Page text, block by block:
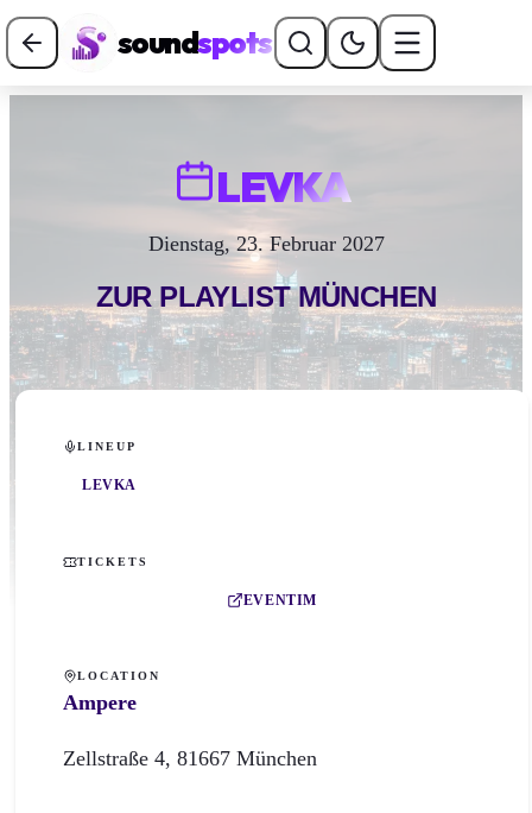
soundspots
LEVKA
Dienstag, 23. Februar 2027
ZUR PLAYLISTMÜNCHEN
LINEUP
LEVKA
TICKETS
EVENTIM
LOCATION
Ampere
Zellstraße 4, 81667 München